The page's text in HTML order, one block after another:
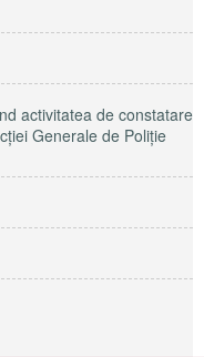
activitatea de constatare
Generale de Poliție